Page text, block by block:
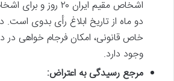
اشخاص مقیم ایران ۲۰
دو ماه از تاریخ ابلاغ رأی بدوی
خاص قانونی، امکان فرجام خواهی در
وجود دارد.
مرجع رسیدگی به اعتراض: